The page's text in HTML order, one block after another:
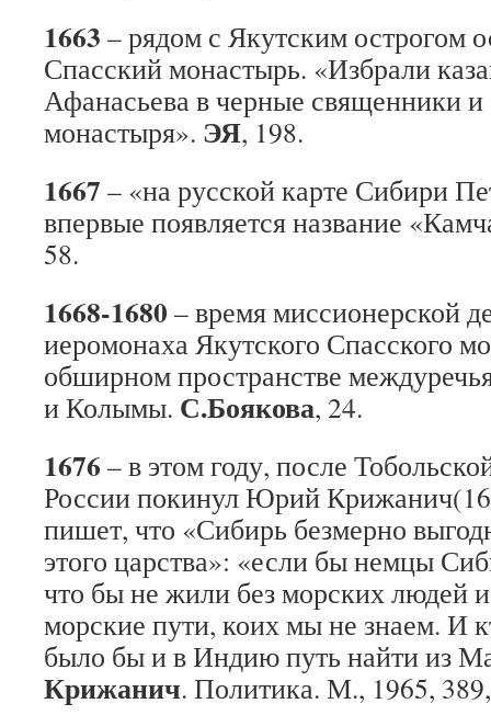
1663 – рядом с Якутским острогом
Спасский монастырь. «Избрали
Афанасьева в черные священники и
монастыря». ЭЯ, 198.
1667 – «на русской карте Сибири
впервые появляется название
58.
1668-1680 – время миссионерской
иеромонаха Якутского Спасского
обширном пространстве
и Колымы. С.Боякова, 24.
1676 – в этом году, после
России покинул Юрий
пишет, что «Сибирь безмерно
этого царства»: «если бы немцы
что бы не жили без морских людей
морские пути, коих мы не знаем. И
было бы и в Индию путь найти из
Крижанич. Политика. М., 1965,